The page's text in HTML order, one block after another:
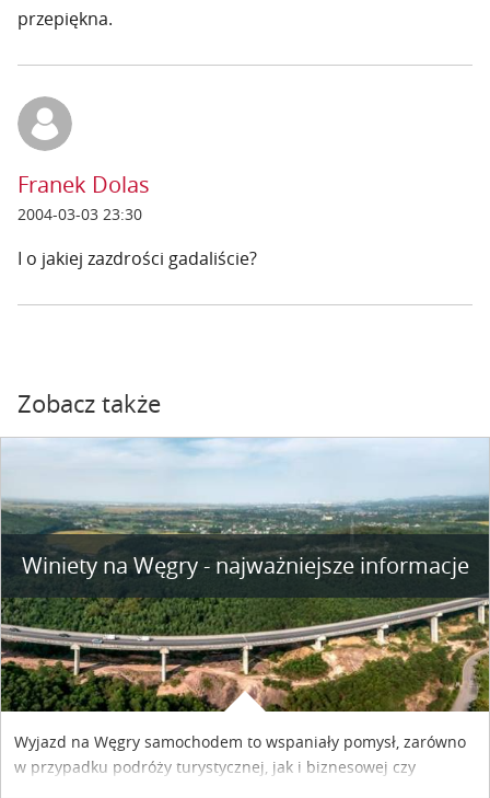
przepiękna.
Franek Dolas
2004-03-03 23:30
I o jakiej zazdrości gadaliście?
Zobacz także
Winiety na Węgry - najważniejsze informacje
Wyjazd na Węgry samochodem to wspaniały pomysł, zarówno
w przypadku podróży turystycznej, jak i biznesowej czy